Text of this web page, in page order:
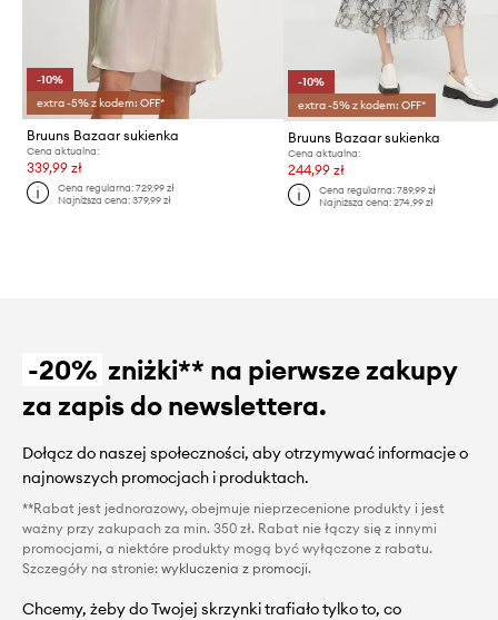
-10%
extra -5% z kodem: OFF*
Bruuns Bazaar sukienka
Cena aktualna:
339,99 zł
Cena regularna:729,99 zł
Najniższa cena:379,99 zł
-10%
extra -5% z kodem: OFF*
Bruuns Bazaar sukienka
Cena aktualna:
244,99 zł
Cena regularna: 789,99 zł
Najniższa cena: 274,99 zł
-20% zniżki** na pierwsze zakupy
za zapis do newslettera.
Dołącz do naszej społeczności, aby otrzymywać informacje o
najnowszych promocjach i produktach.
**Rabat jest jednorazowy, obejmuje nieprzecenione produkty i jest
ważny przy zakupach za min. 350 zł. Rabat nie łączy się z innymi
promocjami, a niektóre produkty mogą być wyłączone z rabatu.
Szczegóły na stronie: wykluczenia z promocji.
Chcemy, żeby do Twojej skrzynki trafiało tylko to, co